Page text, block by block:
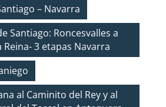
– Navarra
Santiago: Roncesvalles a
Reina- 3 etapas Navarra
al Caminito del Rey y al